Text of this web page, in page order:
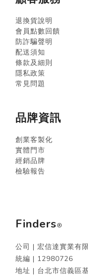
退換貨說明
會員點數回饋
防詐騙聲明
配送須知
條款及細則
隱私政策
常見問題
品牌資訊
創業客製化
實體門市
經銷品牌
檢驗報告
Finders®
公司 | 宏信達實業有
統編 | 12980726
地址 | 台北市信義區